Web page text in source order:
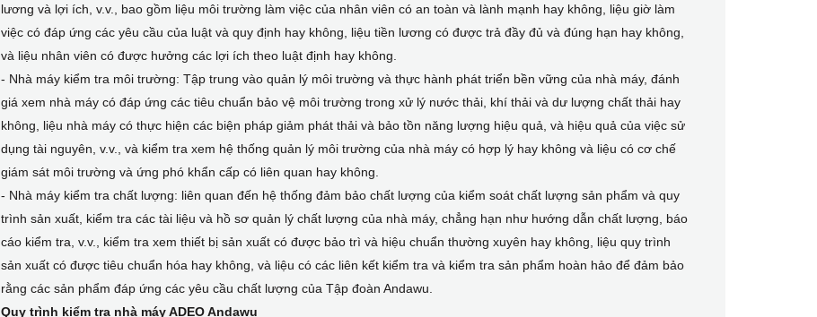
lương và lợi ích, v.v., bao gồm liệu môi trường làm việc của nhân viên có an toàn và lành mạnh hay không, liệu giờ làm
việc có đáp ứng các yêu cầu của luật và quy định hay không, liệu tiền lương có được trả đầy đủ và đúng hạn hay không,
và liệu nhân viên có được hưởng các lợi ích theo luật định hay không.
- Nhà máy kiểm tra môi trường: Tập trung vào quản lý môi trường và thực hành phát triển bền vững của nhà máy, đánh
giá xem nhà máy có đáp ứng các tiêu chuẩn bảo vệ môi trường trong xử lý nước thải, khí thải và dư lượng chất thải hay
không, liệu nhà máy có thực hiện các biện pháp giảm phát thải và bảo tồn năng lượng hiệu quả, và hiệu quả của việc sử
dụng tài nguyên, v.v., và kiểm tra xem hệ thống quản lý môi trường của nhà máy có hợp lý hay không và liệu có cơ chế
giám sát môi trường và ứng phó khẩn cấp có liên quan hay không.
- Nhà máy kiểm tra chất lượng: liên quan đến hệ thống đảm bảo chất lượng của kiểm soát chất lượng sản phẩm và quy
trình sản xuất, kiểm tra các tài liệu và hồ sơ quản lý chất lượng của nhà máy, chẳng hạn như hướng dẫn chất lượng, báo
cáo kiểm tra, v.v., kiểm tra xem thiết bị sản xuất có được bảo trì và hiệu chuẩn thường xuyên hay không, liệu quy trình
sản xuất có được tiêu chuẩn hóa hay không, và liệu có các liên kết kiểm tra và kiểm tra sản phẩm hoàn hảo để đảm bảo
rằng các sản phẩm đáp ứng các yêu cầu chất lượng của Tập đoàn Andawu.
Quy trình kiểm tra nhà máy ADEO Andawu